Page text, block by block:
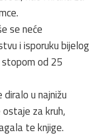
se neće
i isporuku bijelog
od 25
u najnižu
za kruh,
te knjige.